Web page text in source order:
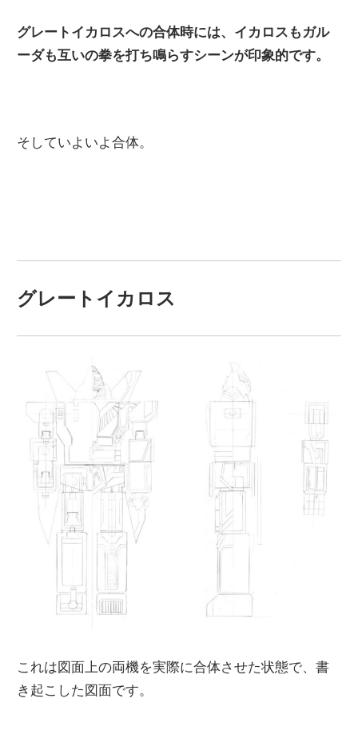
グレートイカロスへの合体時には、イカロスもガル
ーダも互いの拳を打ち鳴らすシーンが印象的です。
そしていよいよ合体。
グレートイカロス
これは図面上の両機を実際に合体させた状態で、書
き起こした図面です。